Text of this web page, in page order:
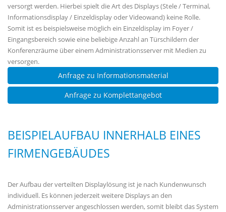
versorgt werden. Hierbei spielt die Art des Displays (Stele / Terminal,
Informationsdisplay / Einzeldisplay oder Videowand) keine Rolle.
Somit ist es beispielsweise möglich ein Einzeldisplay im Foyer /
Eingangsbereich sowie eine beliebige Anzahl an Türschildern der
Konferenzräume über einem Administrationsserver mit Medien zu
versorgen.
Anfrage zu Informationsmaterial
Anfrage zu Komplettangebot
BEISPIELAUFBAU INNERHALB EINES
FIRMENGEBÄUDES
Der Aufbau der verteilten Displaylösung ist je nach Kundenwunsch
individuell. Es können jederzeit weitere Displays an den
Administrationsserver angeschlossen werden, somit bleibt das System